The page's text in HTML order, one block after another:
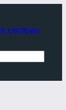
система